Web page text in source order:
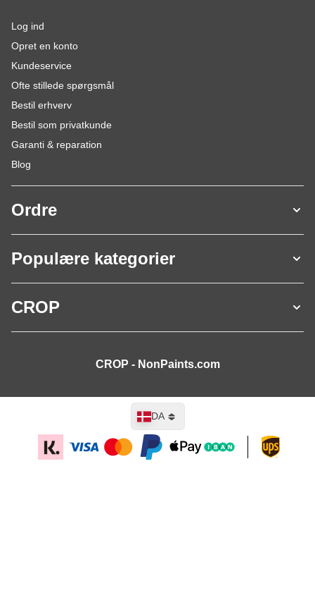
Log ind
Opret en konto
Kundeservice
Ofte stillede spørgsmål
Bestil erhverv
Bestil som privatkunde
Garanti & reparation
Blog
Ordre
Populære kategorier
CROP
CROP - NonPaints.com
Sprog
DA